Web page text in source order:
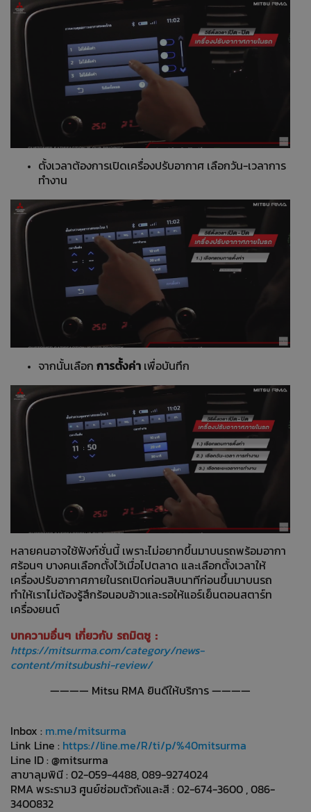
ตั้งเวลาต้องการเปิดเครื่องปรับอากาศ เลือกวัน-เวลาการ
ทำงาน
จากนั้นเลือก การตั้งค่า เพื่อบันทึก
หลายคนอาจใช้ฟังก์ชั่นนี้ เพราะไม่อยากขึ้นมาบนรถพร้อมอากา
ศร้อนๆ บางคนเลือกตั้งไว้เมื่อไปตลาด และเลือกตั้งเวลาให้
เครื่องปรับอากาศภายในรถเปิดก่อนสิบนาทีก่อนขึ้นมาบนรถ
ทำให้เราไม่ต้องรู้สึกร้อนอบอ้าวและรอให้แอร์เย็นตอนสตาร์ท
เครื่องยนต์
บทความอื่นๆ เกี่ยวกับ รถมิตซู :
https://mitsurma.com/category/news-
content/mitsubushi-review/
———— Mitsu RMA ยินดีให้บริการ ————
Inbox : m.me/mitsurma
Link Line : https://line.me/R/ti/p/%40mitsurma
Line ID : @mitsurma
สาขาลุมพินี : 02-059-4488, 089-9274024
RMA พระราม3 ศูนย์ซ่อมตัวถังและสี : 02-674-3600 , 086-
3400832